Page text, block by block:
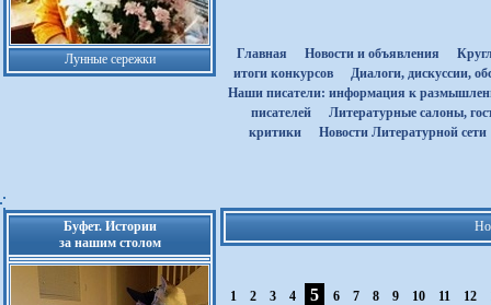
Лунные сережки Главная Новости и объявления
итоги конкурсов
Диалоги, дискуссии,
Наши писатели: информация к
писателей
Литературные салоны,
критики
Новости Литературной сети
Буфет. Истории
за нашим столом
1 2 3 4 5 6 7 8 9 10 11 12